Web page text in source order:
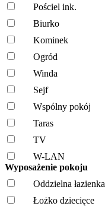
Pościel ink.
Biurko
Kominek
Ogród
Winda
Sejf
Wspólny pokój
Taras
TV
W-LAN
Wyposażenie pokoju
Oddzielna łazienka
Łożko dziecięce